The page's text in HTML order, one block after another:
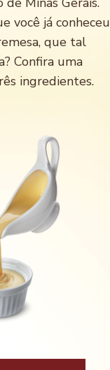
você já conheceu
que tal
Confira uma
ingredientes.